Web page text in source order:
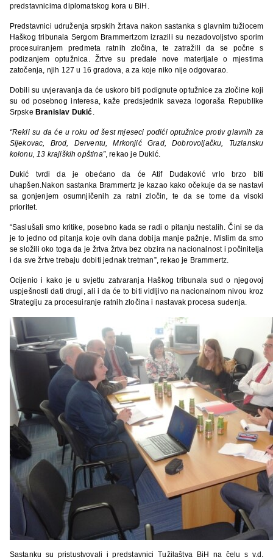
predstavnicima diplomatskog kora u BiH.
Predstavnici udruženja srpskih žrtava nakon sastanka s glavnim tužiocem
Haškog tribunala Sergom Brammertzom izrazili su nezadovoljstvo sporim
procesuiranjem predmeta ratnih zločina, te zatražili da se počne s
podizanjem optužnica. Žrtve su predale nove materijale o mjestima
zatočenja, njih 127 u 16 gradova, a za koje niko nije odgovarao.
Dobili su uvjeravanja da će uskoro biti podignute optužnice za zločine koji
su od posebnog interesa, kaže predsjednik saveza logoraša Republike
Srpske Branislav Dukić
“Rekli su da će u roku od šest mjeseci podići optužnice protiv glavnih za
Sijekovac, Brod, Derventu, Mrkonjić Grad, Dobrovoljačku, Tuzlansku
kolonu, 13 krajiških opština”, rekao je Dukić.
Dukić tvrdi da je obećano da će Atif Dudaković vrlo brzo biti
uhapšen.Nakon sastanka Brammertz je kazao kako očekuje da se nastavi
sa gonjenjem osumnjičenih za ratni zločin, te da se tome da visoki
prioritet.
“Saslušali smo kritike, posebno kada se radi o pitanju nestalih. Čini se da
je to jedno od pitanja koje ovih dana dobija manje pažnje. Mislim da smo
se složili oko toga da je žrtva žrtva bez obzira na nacionalnost i počinitelja
i da sve žrtve trebaju dobiti jednak tretman”, rekao je Brammertz.
Ocijenio i kako je u svjetlu zatvaranja Haškog tribunala sud o njegovoj
uspješnosti dati drugi, ali i da će to biti vidljivo na nacionalnom nivou kroz
Strategiju za procesuiranje ratnih zločina i nastavak procesa suđenja.
Sastanku su pristustvovali i predstavnici Tužilaštva BiH na čelu s v.d.